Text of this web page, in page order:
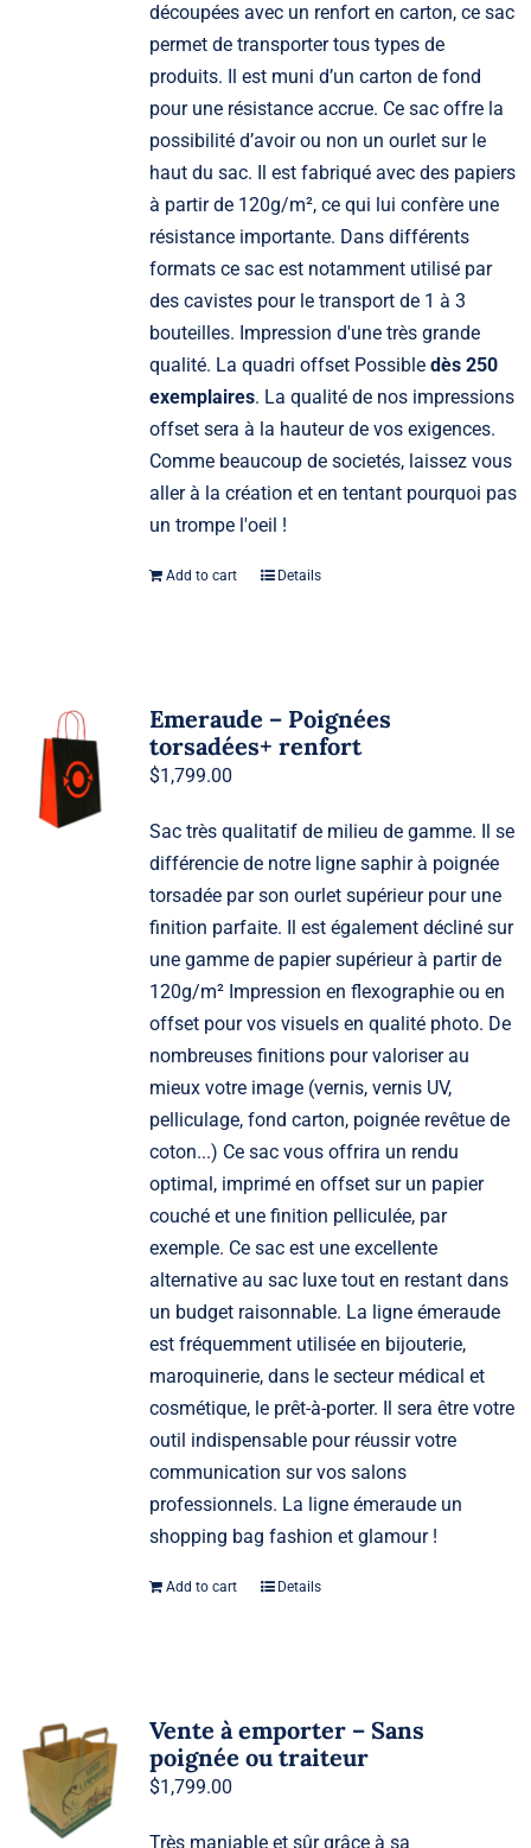
découpées avec un renfort en carton, ce sac
permet de transporter tous types de
produits. Il est muni d’un carton de fond
pour une résistance accrue. Ce sac offre la
possibilité d’avoir ou non un ourlet sur le
haut du sac. Il est fabriqué avec des papiers
à partir de 120g/m², ce qui lui confère une
résistance importante. Dans différents
formats ce sac est notamment utilisé par
des cavistes pour le transport de 1 à 3
bouteilles. Impression d'une très grande
qualité. La quadri offset Possibledès 250
exemplaires. La qualité de nos impressions
offset sera à la hauteur de vos exigences.
Comme beaucoup de societés, laissez vous
aller à la création et en tentant pourquoi pas
un trompe l'oeil !
Add to cart Details
Emeraude – Poignées
torsadées+ renfort
$1,799.00
Sac très qualitatif de milieu de gamme. Il se
différencie de notre ligne saphir à poignée
torsadée par son ourlet supérieur pour une
finition parfaite. Il est également décliné sur
une gamme de papier supérieur à partir de
120g/m² Impression en flexographie ou en
offset pour vos visuels en qualité photo. De
nombreuses finitions pour valoriser au
mieux votre image (vernis, vernis UV,
pelliculage, fond carton, poignée revêtue de
coton...) Ce sac vous offrira un rendu
optimal, imprimé en offset sur un papier
couché et une finition pelliculée, par
exemple. Ce sac est une excellente
alternative au sac luxe tout en restant dans
un budget raisonnable. La ligne émeraude
est fréquemment utilisée en bijouterie,
maroquinerie, dans le secteur médical et
cosmétique, le prêt-à-porter. Il sera être votre
outil indispensable pour réussir votre
communication sur vos salons
professionnels. La ligne émeraude un
shopping bag fashion et glamour !
Add to cart Details
Vente à emporter – Sans
poignée ou traiteur
$1,799.00
Très maniable et sûr grâce à sa